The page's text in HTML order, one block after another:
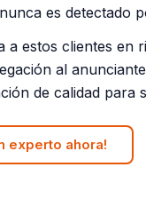
es detectado
a estos clientes en
al
de calidad para
experto ahora!